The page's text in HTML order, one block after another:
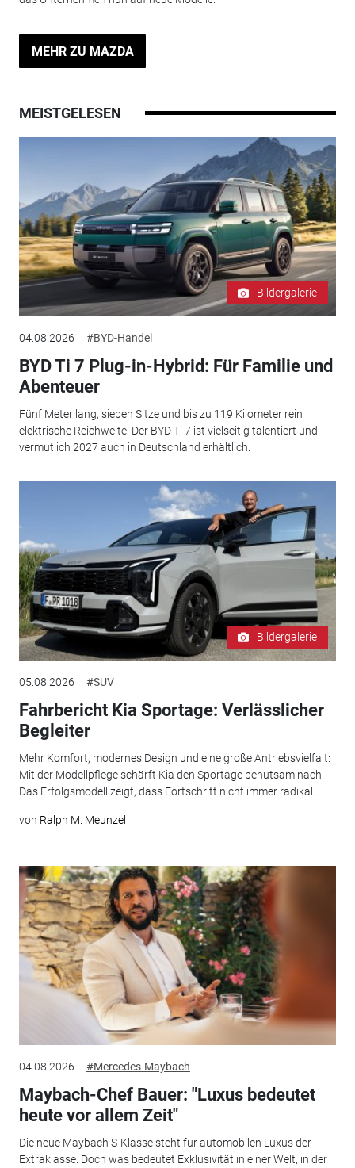
MEHR ZU MAZDA
MEISTGELESEN
Bildergalerie
04.08.2026 #BYD-Handel
BYD Ti 7 Plug-in-Hybrid: Für Familie und
Abenteuer
Fünf Meter lang, sieben Sitze und bis zu 119 Kilometer rein
elektrische Reichweite: Der BYD Ti 7 ist vielseitig talentiert und
vermutlich 2027 auch in Deutschland erhältlich.
Bildergalerie
05.08.2026 #SUV
Fahrbericht Kia Sportage: Verlässlicher
Begleiter
Mehr Komfort, modernes Design und eine große Antriebsvielfalt:
Mit der Modellpflege schärft Kia den Sportage behutsam nach.
Das Erfolgsmodell zeigt, dass Fortschritt nicht immer radikal...
von Ralph M. Meunzel
04.08.2026 #Mercedes-Maybach
Maybach-Chef Bauer: "Luxus bedeutet
heute vor allem Zeit"
Die neue Maybach S-Klasse steht für automobilen Luxus der
Extraklasse. Doch was bedeutet Exklusivität in einer Welt, in der